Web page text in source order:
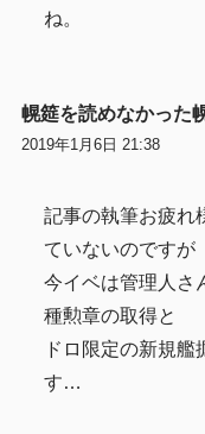
ね。
幌筵を読めなかった
2019年1月6日 21:38
記事の執筆お疲れ
ていないのですが
今イベは管理人さ
種勲章の取得と
ドロ限定の新規
す…